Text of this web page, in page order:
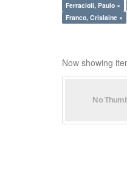
Ferracioli, Paulo ×
Franco, Crislaine ×
Now showing